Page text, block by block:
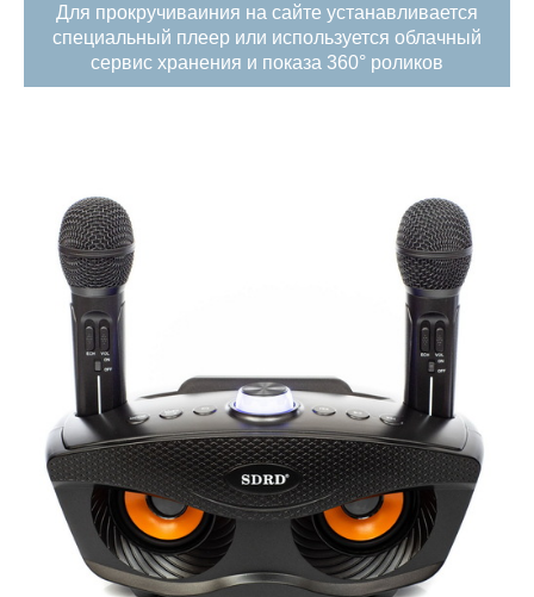
Для прокручиваиния на сайте устанавливается
специальный плеер или используется облачный
сервис хранения и показа 360° роликов